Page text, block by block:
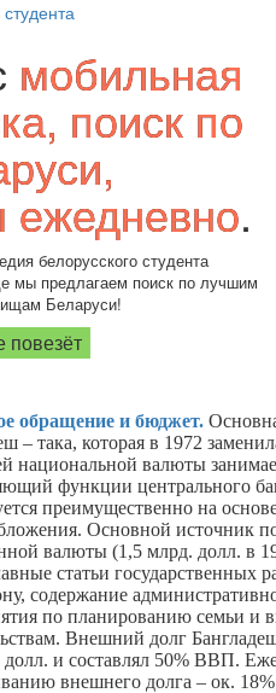
мобильная
поиск по
ежедневно.
белорусского студента
мы предлагаем поиск по лучшим
Беларуси!
обращение и бюджет.
– така, которая в 1972
национальной валюты
функции центрального
преимущественно на
Основной источник
валюты (1,5 млрд. долл. в
статьи государственных
содержание
по планированию семьи и
Внешний долг
долл. и составлял 50% ВВП.
внешнего долга – ок.